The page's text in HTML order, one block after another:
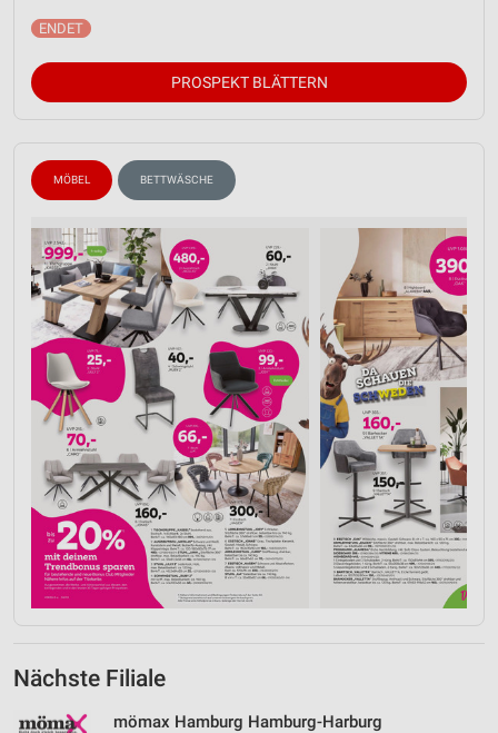
PROSPEKT BLÄTTERN
MÖBEL BETTWÄSCHE
Nächste Filiale
mömax Hamburg Hamburg-Harburg